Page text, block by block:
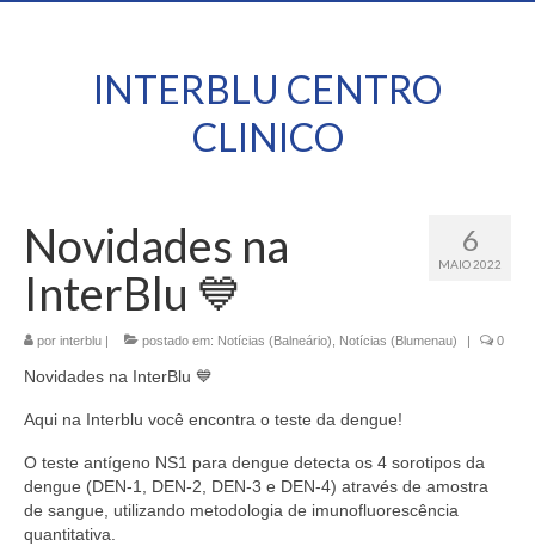
INTERBLU CENTRO
CLINICO
6
MAIO 2022
Novidades na
InterBlu 💙
por interblu | postado em: Notícias (Balneário) Notícias (Blumenau) | 0
Novidades na InterBlu 💙
Aqui na Interblu você encontra o teste da dengue!
O teste antígeno NS1 para dengue detecta os 4 sorotipos da
dengue (DEN-1, DEN-2, DEN-3 e DEN-4) através de amostra
de sangue, utilizando metodologia de imunofluorescência
quantitativa.